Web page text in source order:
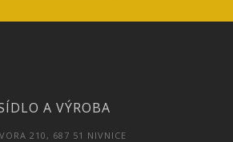
A VÝROBA
210, 687 51 NIVNICE